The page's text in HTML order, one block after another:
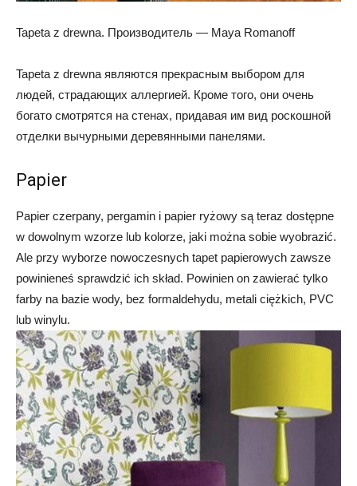
Tapeta z drewna. Производитель — Maya Romanoff
Tapeta z drewna являются прекрасным выбором для
людей, страдающих аллергией. Кроме того, они очень
богато смотрятся на стенах, придавая им вид роскошной
отделки вычурными деревянными панелями.
Papier
Papier czerpany, pergamin i papier ryżowy są teraz dostępne
w dowolnym wzorze lub kolorze, jaki można sobie wyobrazić.
Ale przy wyborze nowoczesnych tapet papierowych zawsze
powinieneś sprawdzić ich skład. Powinien on zawierać tylko
farby na bazie wody, bez formaldehydu, metali ciężkich, PVC
lub winylu.